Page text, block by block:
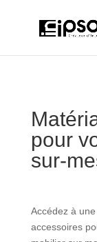
pour
sur-
Accédez à
accessoires